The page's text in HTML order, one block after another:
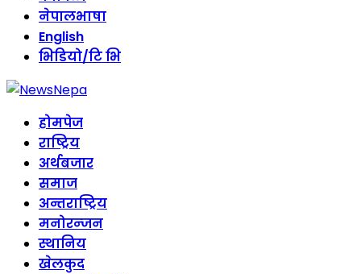
नेपालभाषा
English
भिडियो/टि भि
होमपेज
राष्ट्रिय
अर्थबजार
समाज
अन्तराष्ट्रिय
मनोरन्जन
स्थानिय
खेलकुद